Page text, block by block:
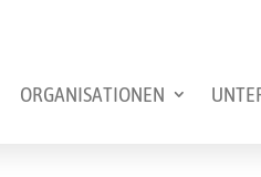
ORGANISATIONEN